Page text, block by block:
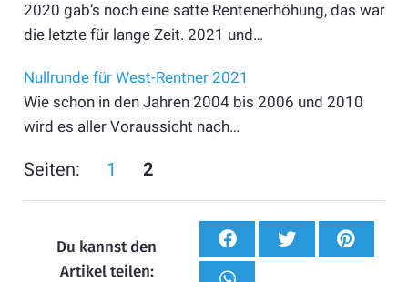
2020 gab’s noch eine satte Rentenerhöhung, das war
die letzte für lange Zeit. 2021 und…
Nullrunde für West-Rentner 2021
Wie schon in den Jahren 2004 bis 2006 und 2010
wird es aller Voraussicht nach…
Seiten: 1 2
Du kannst den
Artikel teilen: